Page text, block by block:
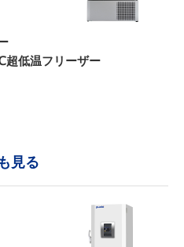
超低温フリーザー
見る